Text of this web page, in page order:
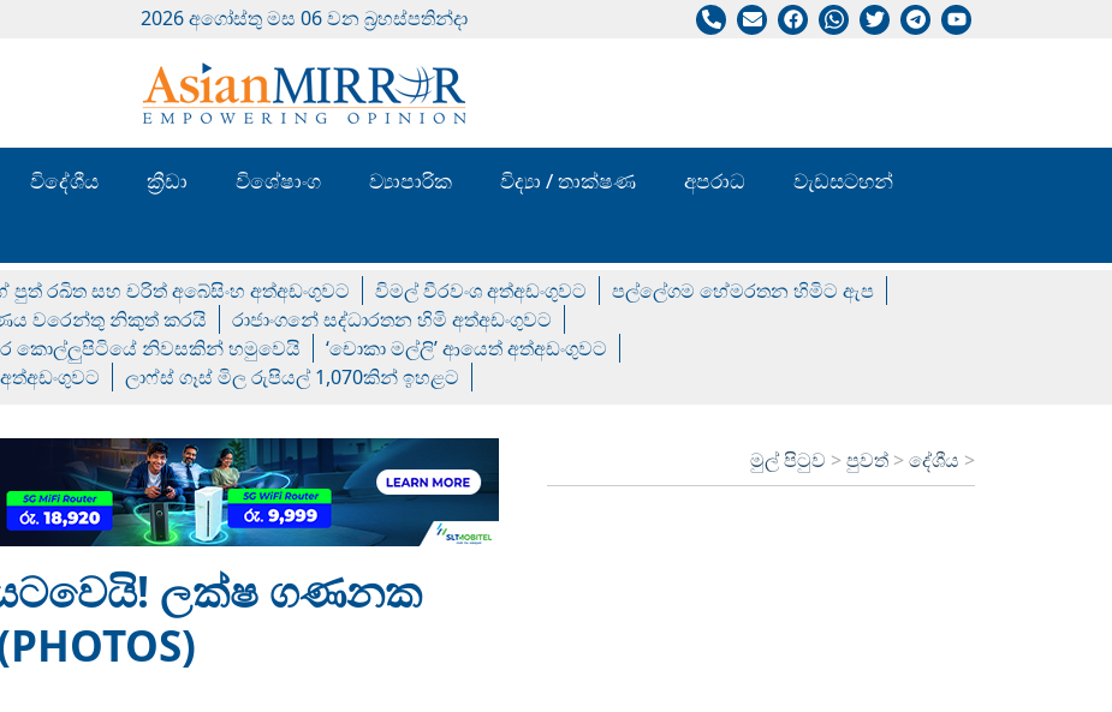
2026 අගෝස්‍තු මස 06 වන බ්‍රහස්පතින්දා
විදේශීය ක්‍රීඩා විශේෂාංග ව්‍යාපාරික විද්‍යා / තාක්ෂණ අපරාධ
වැඩසටහන්
පුත් රඛිත සහ චරිත් අබේසිංහ අත්අඩංගුවට විමල් වීරවංශ අත්අඩංගුවට
පල්ලේගම හේමරතන හිමිට ඇප
වරෙන්තු නිකුත් කරයි
රාජාංගනේ සද්ධාරතන හිමි අත්අඩංගුවට
කොල්ලුපිටියේ නිවසකින් හමුවෙයි
‘චොකා මල්ලි’ ආයෙත් අත්අඩංගුවට
ලාෆ්ස් ගෑස් මිල රුපියල් 1,070කින් ඉහළට
යටවෙයි! ලක්ෂ ගණනක
මුල් පිටුව >පුවත් >දේශීය >